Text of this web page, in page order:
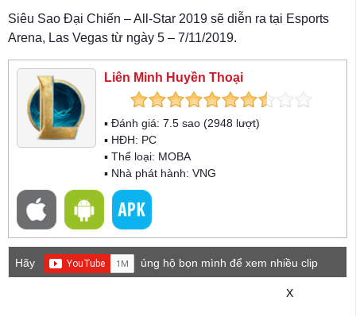
Siêu Sao Đại Chiến – All-Star 2019 sẽ diễn ra tại Esports
Arena, Las Vegas từ ngày 5 – 7/11/2019.
Liên Minh Huyền Thoại
▪ Đánh giá: 7.5 sao (2948 lượt)
▪ HĐH: PC
▪ Thể loại: MOBA
▪ Nhà phát hành: VNG
Hãy
ủng hộ bọn mình để xem nhiều clip
X